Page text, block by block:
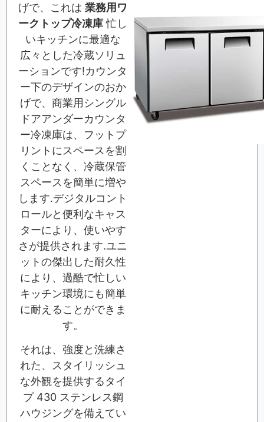
げで、これは業務用ワ
ークトップ冷凍庫忙し
いキッチンに最適な
広々とした冷蔵ソリュ
ーションです!カウンタ
ー下のデザインのおか
げで、商業用シングル
ドアアンダーカウンタ
ー冷凍庫は、フットプ
リントにスペースを割
くことなく、冷蔵保管
スペースを簡単に増や
します.デジタルコント
ロールと便利なキャス
ターにより、使いやす
さが提供されます.ユニ
ットの傑出した耐久性
により、過酷で忙しい
キッチン環境にも簡単
に耐えることができま
す。
それは、強度と洗練さ
れた、スタイリッシュ
な外観を提供するタイ
プ 430 ステンレス鋼
ハウジングを備えてい